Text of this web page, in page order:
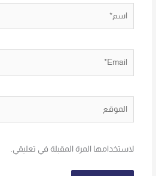
لاستخدامها المرة المقبلة في تعليقي.